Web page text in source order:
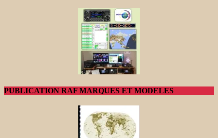
PUBLICATION RAF MARQUES ET MODELES